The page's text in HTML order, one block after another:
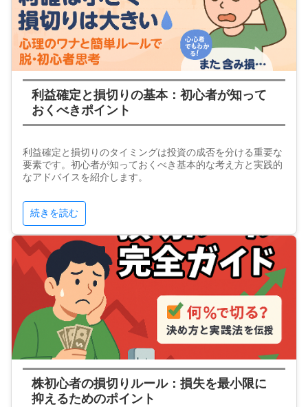
利益確定と損切りの基本：初心者が知って
おくべきポイント
利益確定と損切りのタイミングは投資の成否を分ける重要な
要素です。初心者が知っておくべき基本的な考え方と実践的
なアドバイスを紹介します。
続きを読む
株初心者の損切りルール：損失を最小限に
抑えるためのポイント